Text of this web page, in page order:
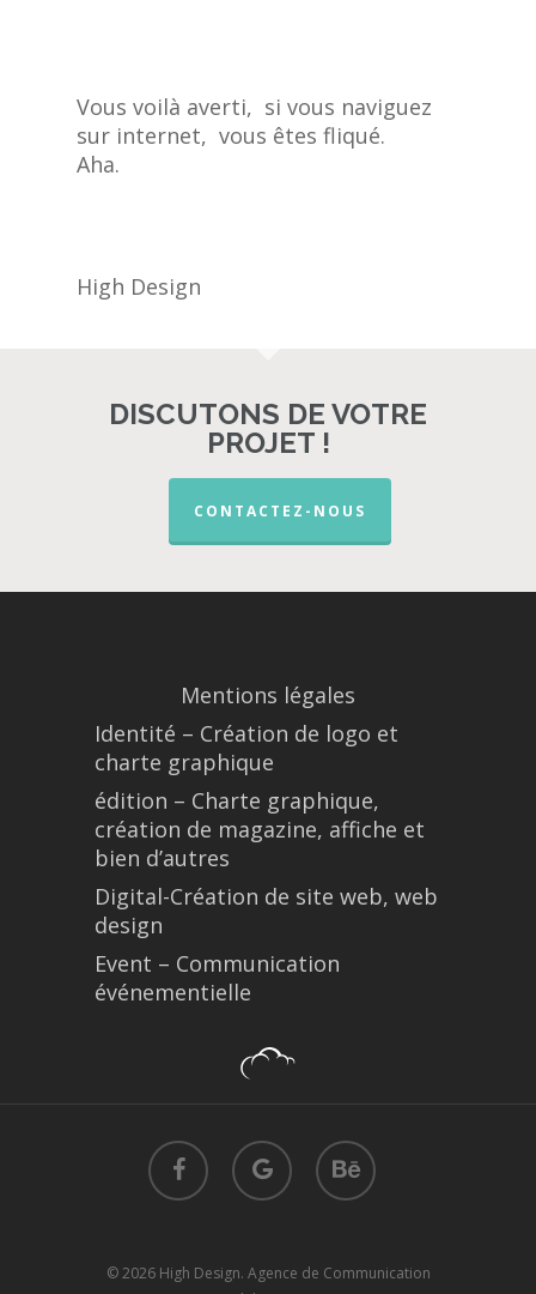
Vous voilà averti, si vous naviguez
sur internet, vous êtes fliqué.
Aha.
High Design
DISCUTONS DE VOTRE
PROJET !
CONTACTEZ-NOUS
Mentions légales
Identité – Création de logo et
charte graphique
édition – Charte graphique,
création de magazine, affiche et
bien d’autres
Digital-Création de site web, web
design
Event – Communication
événementielle
facebook
google-
plus
behance
© 2026 High Design. Agence de Communication